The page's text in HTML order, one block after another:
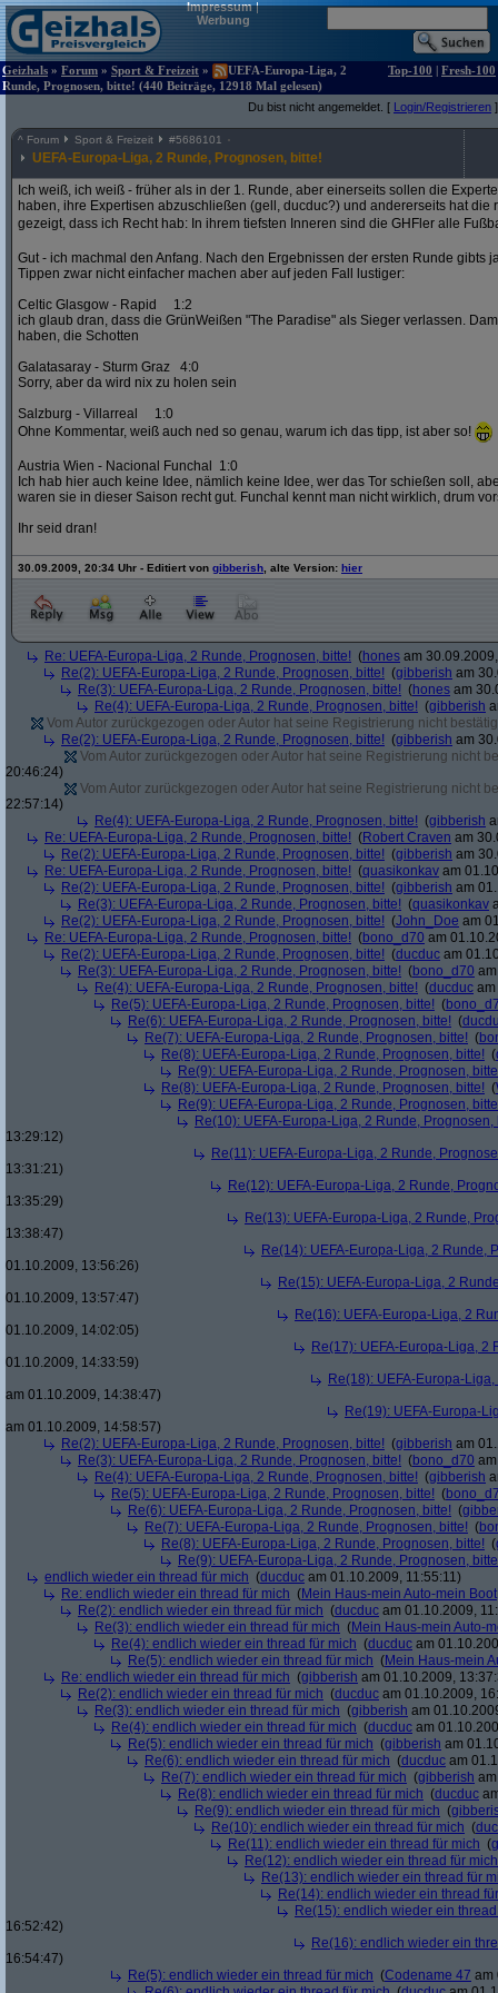
Impressum|
Werbung
Geizhals » Forum » Sport & Freizeit »
UEFA-Europa-Liga, 2
Runde, Prognosen, bitte! (440 Beiträge, 12918 Mal gelesen)
Top-100 | Fresh-100
Du bist nicht angemeldet. [ Login/Registrieren ]
^ Forum Sport & Freizeit #5686101
UEFA-Europa-Liga, 2 Runde, Prognosen, bitte!
Ich weiß, ich weiß - früher als in der 1. Runde, aber einerseits sollen die
haben, ihre Expertisen abzuschließen (gell, ducduc?) und andererseits hat die
gezeigt, dass ich Recht hab: In ihrem tiefsten Inneren sind die GHFler alle
Gut - ich machmal den Anfang. Nach den Ergebnissen der ersten Runde gibts
Tippen zwar nicht einfacher machen aber auf jeden Fall lustiger:
Celtic Glasgow - Rapid 1:2
ich glaub dran, dass die GrünWeißen "The Paradise" als Sieger verlassen.
haben, die Schotten
Galatasaray - Sturm Graz 4:0
Sorry, aber da wird nix zu holen sein
Salzburg - Villarreal 1:0
Ohne Kommentar, weiß auch ned so genau, warum ich das tipp, ist aber so!
Austria Wien - Nacional Funchal 1:0
Ich hab hier auch keine Idee, nämlich keine Idee, wer das Tor schießen soll,
waren sie in dieser Saison recht gut. Funchal kennt man nicht wirklich, drum
Ihr seid dran!
30.09.2009, 20:34 Uhr - Editiert von gibberish , alte Version: hier
Re: UEFA-Europa-Liga, 2 Runde, Prognosen, bitte! (hones am
Re(2): UEFA-Europa-Liga, 2 Runde, Prognosen, bitte! (gibberish am
Re(3): UEFA-Europa-Liga, 2 Runde, Prognosen, bitte! (hones am
Re(4): UEFA-Europa-Liga, 2 Runde, Prognosen, bitte! (gibberish
Vom Autor zurückgezogen oder Autor hat seine Registrierung nicht
Re(2): UEFA-Europa-Liga, 2 Runde, Prognosen, bitte! (gibberish am
Vom Autor zurückgezogen oder Autor hat seine Registrierung nicht
20:46:24)
Vom Autor zurückgezogen oder Autor hat seine Registrierung nicht
22:57:14)
Re(4): UEFA-Europa-Liga, 2 Runde, Prognosen, bitte! (gibberish
Re: UEFA-Europa-Liga, 2 Runde, Prognosen, bitte! (Robert Craven am
Re(2): UEFA-Europa-Liga, 2 Runde, Prognosen, bitte! (gibberish am
Re: UEFA-Europa-Liga, 2 Runde, Prognosen, bitte! (quasikonkav am
Re(2): UEFA-Europa-Liga, 2 Runde, Prognosen, bitte! (gibberish am
Re(3): UEFA-Europa-Liga, 2 Runde, Prognosen, bitte! (quasikonkav
Re(2): UEFA-Europa-Liga, 2 Runde, Prognosen, bitte! (John_Doe am
Re: UEFA-Europa-Liga, 2 Runde, Prognosen, bitte! (bono_d70 am
Re(2): UEFA-Europa-Liga, 2 Runde, Prognosen, bitte! (ducduc am
Re(3): UEFA-Europa-Liga, 2 Runde, Prognosen, bitte! (bono_d70
Re(4): UEFA-Europa-Liga, 2 Runde, Prognosen, bitte! (ducduc
Re(5): UEFA-Europa-Liga, 2 Runde, Prognosen, bitte! (
Re(6): UEFA-Europa-Liga, 2 Runde, Prognosen, bitte! (
Re(7): UEFA-Europa-Liga, 2 Runde, Prognosen, bitte! (
Re(8): UEFA-Europa-Liga, 2 Runde, Prognosen, bitte! (
Re(9): UEFA-Europa-Liga, 2 Runde, Prognosen,
Re(8): UEFA-Europa-Liga, 2 Runde, Prognosen, bitte! (
Re(9): UEFA-Europa-Liga, 2 Runde, Prognosen,
Re(10): UEFA-Europa-Liga, 2 Runde, Prognosen,
13:29:12)
Re(11): UEFA-Europa-Liga, 2 Runde,
13:31:21)
Re(12): UEFA-Europa-Liga, 2 Runde,
13:35:29)
Re(13): UEFA-Europa-Liga, 2 Runde,
13:38:47)
Re(14): UEFA-Europa-Liga, 2 Runde,
01.10.2009, 13:56:26)
Re(15): UEFA-Europa-Liga, 2
01.10.2009, 13:57:47)
Re(16): UEFA-Europa-Liga, 2
01.10.2009, 14:02:05)
Re(17): UEFA-Europa-Liga, 2
01.10.2009, 14:33:59)
Re(18): UEFA-Europa-
am 01.10.2009, 14:38:47)
Re(19): UEFA-Europa-
am 01.10.2009, 14:58:57)
Re(2): UEFA-Europa-Liga, 2 Runde, Prognosen, bitte! (gibberish am
Re(3): UEFA-Europa-Liga, 2 Runde, Prognosen, bitte! (bono_d70
Re(4): UEFA-Europa-Liga, 2 Runde, Prognosen, bitte! (gibberish
Re(5): UEFA-Europa-Liga, 2 Runde, Prognosen, bitte! (
Re(6): UEFA-Europa-Liga, 2 Runde, Prognosen, bitte! (
Re(7): UEFA-Europa-Liga, 2 Runde, Prognosen, bitte! (
Re(8): UEFA-Europa-Liga, 2 Runde, Prognosen, bitte! (
Re(9): UEFA-Europa-Liga, 2 Runde, Prognosen,
endlich wieder ein thread für mich (ducduc am 01.10.2009, 11:55:11)
Re: endlich wieder ein thread für mich (Mein Haus-mein Auto-mein Boot
Re(2): endlich wieder ein thread für mich (ducduc am 01.10.2009,
Re(3): endlich wieder ein thread für mich (Mein Haus-mein Auto-
Re(4): endlich wieder ein thread für mich (ducduc am
Re(5): endlich wieder ein thread für mich (Mein Haus-mein
Re: endlich wieder ein thread für mich (gibberish am 01.10.2009,
Re(2): endlich wieder ein thread für mich (ducduc am 01.10.2009,
Re(3): endlich wieder ein thread für mich (gibberish am
Re(4): endlich wieder ein thread für mich (ducduc am
Re(5): endlich wieder ein thread für mich (gibberish am
Re(6): endlich wieder ein thread für mich (ducduc am
Re(7): endlich wieder ein thread für mich (gibberish
Re(8): endlich wieder ein thread für mich (ducduc
Re(9): endlich wieder ein thread für mich (
Re(10): endlich wieder ein thread für mich (
Re(11): endlich wieder ein thread für mich (
Re(12): endlich wieder ein thread für mich
Re(13): endlich wieder ein thread für
Re(14): endlich wieder ein thread
Re(15): endlich wieder ein
16:52:42)
Re(16): endlich wieder ein
16:54:47)
Re(5): endlich wieder ein thread für mich (Codename 47 am